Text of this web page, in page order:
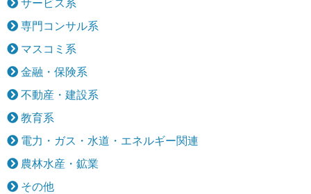
専門コンサル系
マスコミ系
金融・保険系
不動産・建設系
教育系
電力・ガス・水道・エネルギー関連
農林水産・鉱業
その他